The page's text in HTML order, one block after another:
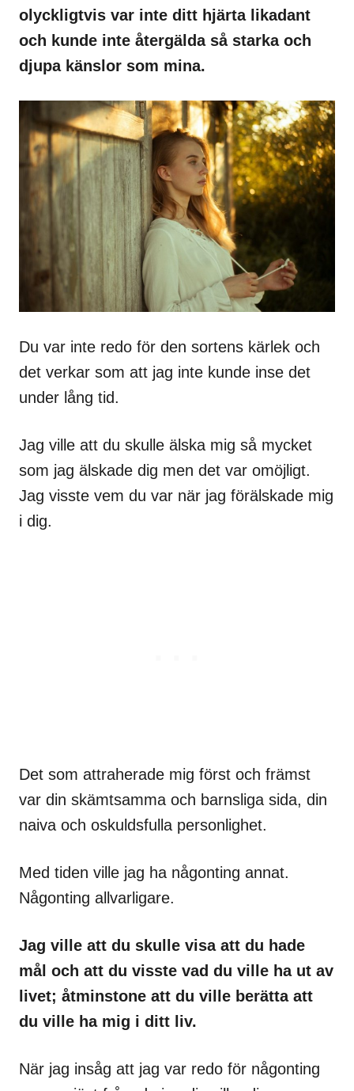
olyckligtvis var inte ditt hjärta likadant
och kunde inte återgälda så starka och
djupa känslor som mina.
Du var inte redo för den sortens kärlek och
det verkar som att jag inte kunde inse det
under lång tid.
Jag ville att du skulle älska mig så mycket
som jag älskade dig men det var omöjligt.
Jag visste vem du var när jag förälskade mig
i dig.
Det som attraherade mig först och främst
var din skämtsamma och barnsliga sida, din
naiva och oskuldsfulla personlighet.
Med tiden ville jag ha någonting annat.
Någonting allvarligare.
Jag ville att du skulle visa att du hade
mål och att du visste vad du ville ha ut av
livet; åtminstone att du ville berätta att
du ville ha mig i ditt liv.
När jag insåg att jag var redo för någonting